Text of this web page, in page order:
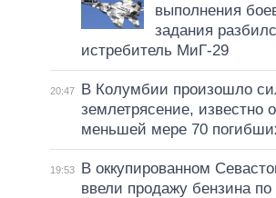
выполнения
задания
истребитель МиГ-29
20:47
В Колумбии произошло
землетрясение, известно
меньшей мере 70
19:53
В оккупированном
ввели продажу бензина